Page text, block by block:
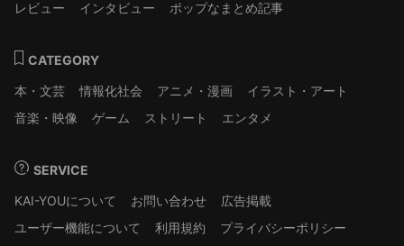
レビュー
インタビュー ポップなまとめ記事
CATEGORY
本・文芸
情報化社会 アニメ・漫画
イラスト・アート
音楽・映像
ゲーム ストリート エンタメ
SERVICE
KAI-YOUについて
お問い合わせ
広告掲載
ユーザー機能について
利用規約
プライバシーポリシー